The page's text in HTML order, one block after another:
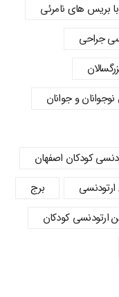
بریس های نامرئی
جراحی
و جوانان
کودکان اصفهان
برج
ارتودنسی کودکان